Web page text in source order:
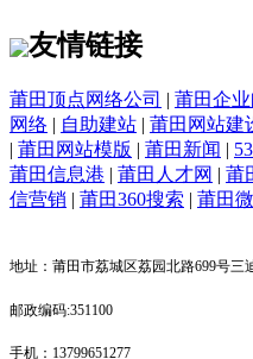
友情链接
莆田顶点网络公司 | 莆田企
网络 | 自助建站 | 莆田网站建
| 莆田网站模版 | 莆田新闻 |
莆田信息港 | 莆田人才网 | 莆
信营销 | 莆田360搜索 | 莆田
地址：莆田市荔城区荔园北路699号三
邮政编码:351100
手机：13799651277